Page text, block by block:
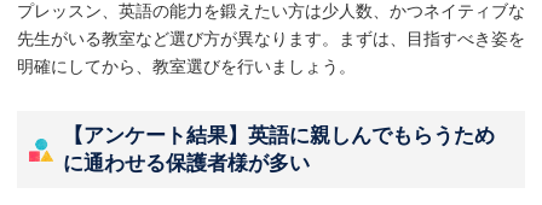
プレッスン、英語の能力を鍛えたい方は少人数、かつネイティブな
先生がいる教室など選び方が異なります。まずは、目指すべき姿を
明確にしてから、教室選びを行いましょう。
【アンケート結果】英語に親しんでもらうため
に通わせる保護者様が多い